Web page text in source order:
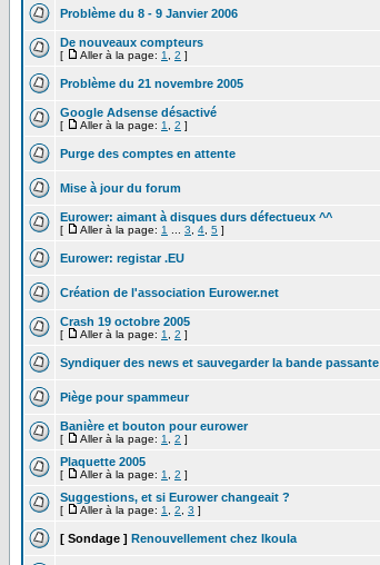
Problème du 8 - 9 Janvier 2006
De nouveaux compteurs
[ Aller à la page: 1 2 ]
Problème du 21 novembre 2005
Google Adsense désactivé
[ Aller à la page: 1 2 ]
Purge des comptes en attente
Mise à jour du forum
Eurower: aimant à disques durs défectueux ^^
[ Aller à la page: 1 3 4 5 ]
Eurower: registar .EU
Création de l'association Eurower.net
Crash 19 octobre 2005
[ Aller à la page: 1 2 ]
Syndiquer des news et sauvegarder la bande passante
Piège pour spammeur
Banière et bouton pour eurower
[ Aller à la page: 1 2 ]
Plaquette 2005
[ Aller à la page: 1 2 ]
Suggestions, et si Eurower changeait ?
[ Aller à la page: 1 2 3 ]
[ Sondage ] Renouvellement chez Ikoula